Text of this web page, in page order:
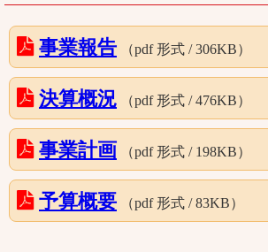
事業報告 （pdf 形式 / 306KB）
決算概況 （pdf 形式 / 476KB）
事業計画 （pdf 形式 / 198KB）
予算概要 （pdf 形式 / 83KB）